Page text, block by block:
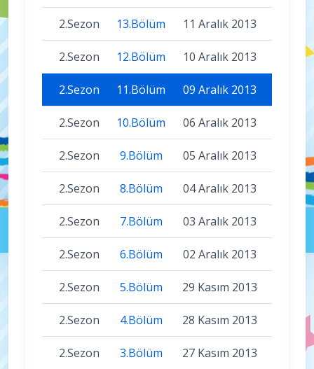
2.Sezon 13.Bölüm 11 Aralık 2013
2.Sezon 12.Bölüm 10 Aralık 2013
2.Sezon 11.Bölüm 09 Aralık 2013
2.Sezon 10.Bölüm 06 Aralık 2013
2.Sezon 9.Bölüm 05 Aralık 2013
2.Sezon 8.Bölüm 04 Aralık 2013
2.Sezon 7.Bölüm 03 Aralık 2013
2.Sezon 6.Bölüm 02 Aralık 2013
2.Sezon 5.Bölüm 29 Kasım 2013
2.Sezon 4.Bölüm 28 Kasım 2013
2.Sezon 3.Bölüm 27 Kasım 2013